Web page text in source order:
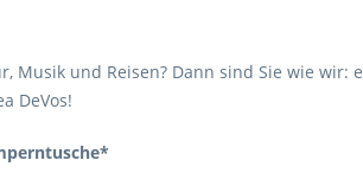
und Reisen? Dann sind Sie wie wir:
DeVos!